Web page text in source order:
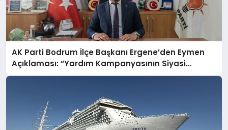
AK Parti Bodrum İlçe Başkanı Ergene’den Eymen
Açıklaması: “Yardım Kampanyasının Siyasi
Malzeme Yapılmasını Kınıyorum”